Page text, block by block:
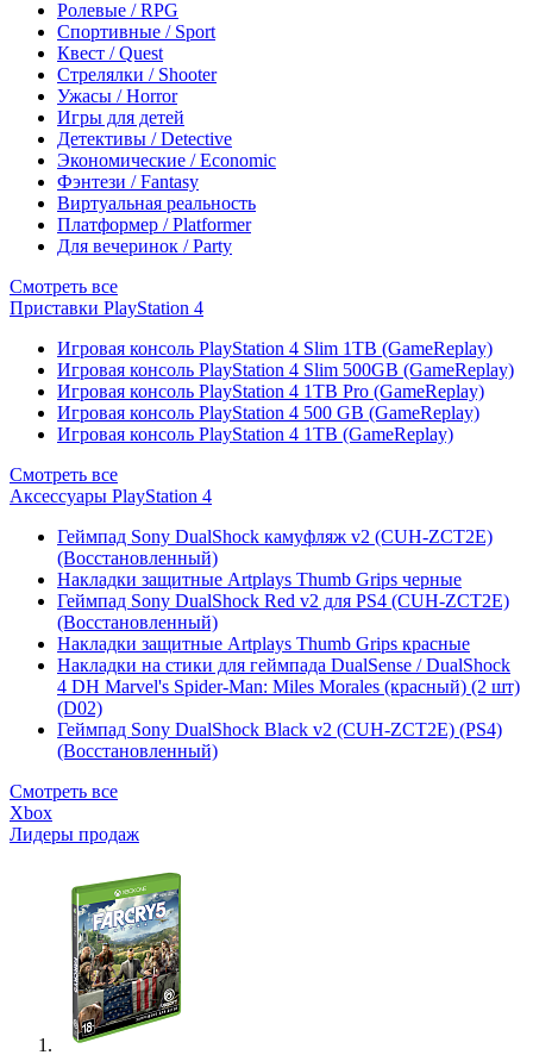
Ролевые / RPG
Спортивные / Sport
Квест / Quest
Стрелялки / Shooter
Ужасы / Horror
Игры для детей
Детективы / Detective
Экономические / Economic
Фэнтези / Fantasy
Виртуальная реальность
Платформер / Platformer
Для вечеринок / Party
Смотреть все
Приставки PlayStation 4
Игровая консоль PlayStation 4 Slim 1TB (GameReplay)
Игровая консоль PlayStation 4 Slim 500GB (GameReplay)
Игровая консоль PlayStation 4 1TB Pro (GameReplay)
Игровая консоль PlayStation 4 500 GB (GameReplay)
Игровая консоль PlayStation 4 1TB (GameReplay)
Смотреть все
Аксессуары PlayStation 4
Геймпад Sony DualShock камуфляж v2 (CUH-ZCT2E)
(Восстановленный)
Накладки защитные Artplays Thumb Grips черные
Геймпад Sony DualShock Red v2 для PS4 (CUH-ZCT2E)
(Восстановленный)
Накладки защитные Artplays Thumb Grips красные
Накладки на стики для геймпада DualSense / DualShock
4 DH Marvel's Spider-Man: Miles Morales (красный) (2 шт)
(D02)
Геймпад Sony DualShock Black v2 (CUH-ZCT2E) (PS4)
(Восстановленный)
Смотреть все
Xbox
Лидеры продаж